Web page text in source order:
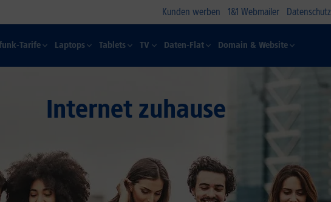
Kunden werben 1&1 Webmailer Datenschutz
Tarife Laptops Tablets TV Daten-Flat Domain & Website
Internet zuhause